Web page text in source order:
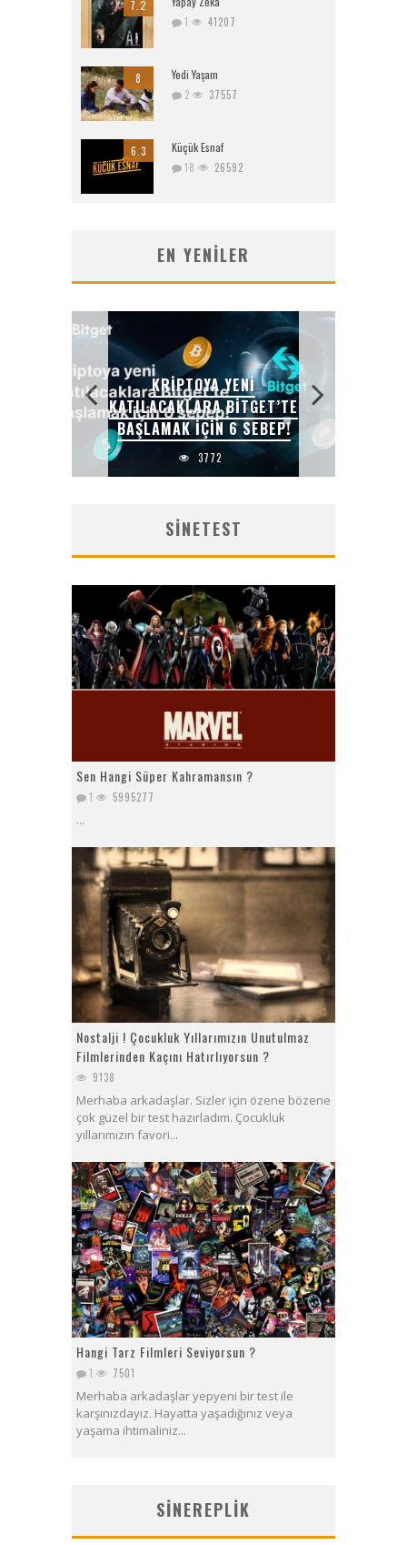
7.2
1 41207
8 Yedi Yaşam
2 37557
6.3 Küçük Esnaf
18 26592
EN YENILER
KRIPTOYA YENI
KATILACAKLARA BITGET’TE
BAŞLAMAK IÇIN 6 SEBEP!
3772
SINETEST
Sen Hangi Süper Kahramansın ?
1 5995277
...
Nostalji ! Çocukluk Yıllarımızın Unutulmaz
Filmlerinden Kaçını Hatırlıyorsun ?
9138
Merhaba arkadaşlar. Sizler için özene bözene
çok güzel bir test hazırladım. Çocukluk
yıllarımızın favori...
Hangi Tarz Filmleri Seviyorsun ?
1 7501
Merhaba arkadaşlar yepyeni bir test ile
karşınızdayız. Hayatta yaşadığınız veya
yaşama ihtimaliniz...
SINEREPLIK